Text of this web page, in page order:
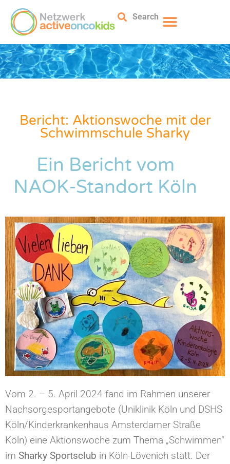
Search
Bericht: Aktionswoche mit der
Schwimmschule Sharky
Ein Bericht vom
NAOK-Standort Köln
Vom 2. – 5. April 2024 fand im Rahmen unserer
Nachsorgesportangebote (Uniklinik Köln und DSHS
Köln/Kinderkrankenhaus Amsterdamer Straße
Köln) eine Aktionswoche zum Thema „Schwimmen“
im Sharky Sportsclub in Köln-Lövenich statt. Der